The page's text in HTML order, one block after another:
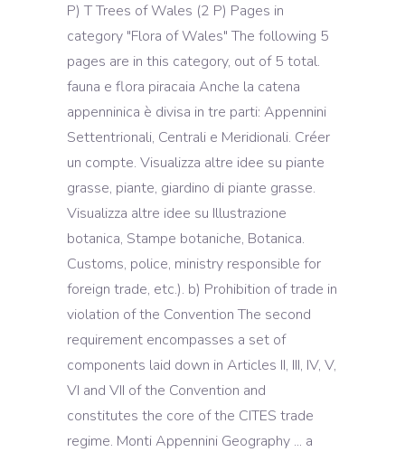
P) T Trees of Wales‎ (2 P) Pages in
category "Flora of Wales" The following 5
pages are in this category, out of 5 total.
fauna e flora piracaia Anche la catena
appenninica è divisa in tre parti: Appennini
Settentrionali, Centrali e Meridionali. Créer
un compte. Visualizza altre idee su piante
grasse, piante, giardino di piante grasse.
Visualizza altre idee su Illustrazione
botanica, Stampe botaniche, Botanica.
Customs, police, ministry responsible for
foreign trade, etc.). b) Prohibition of trade in
violation of the Convention The second
requirement encompasses a set of
components laid down in Articles II, III, IV, V,
VI and VII of the Convention and
constitutes the core of the CITES trade
regime. Monti Appennini Geography ... a